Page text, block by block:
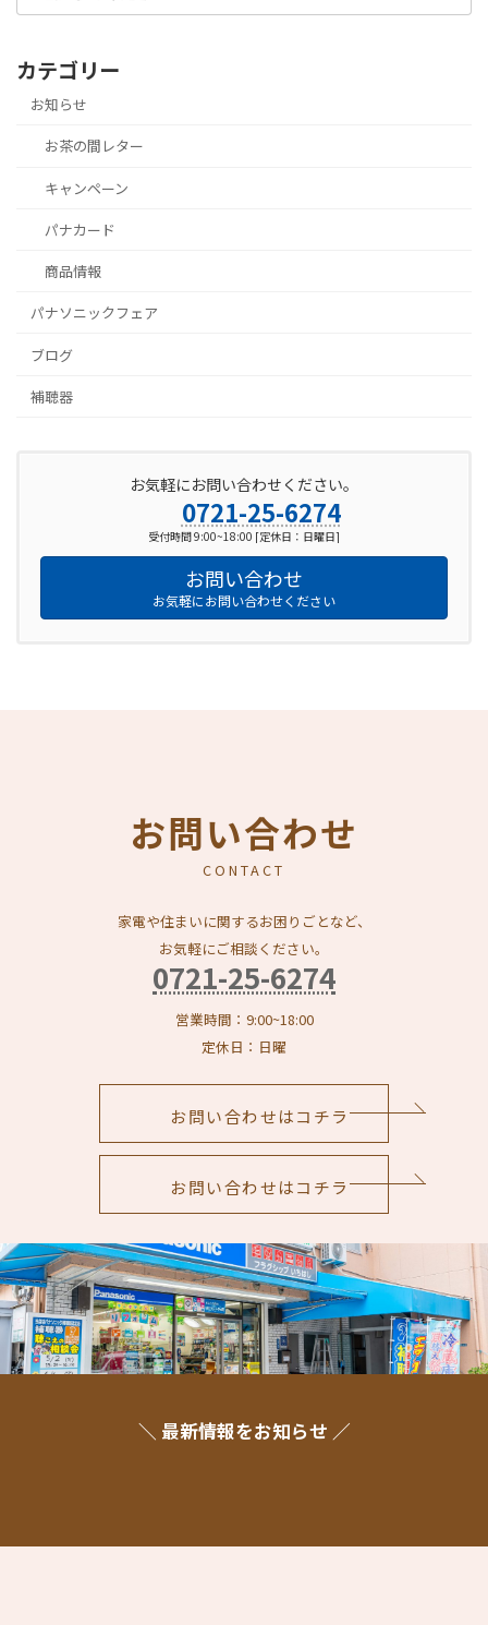
カテゴリー
お知らせ
お茶の間レター
キャンペーン
パナカード
商品情報
パナソニックフェア
ブログ
補聴器
お気軽にお問い合わせください。
0721-25-6274
受付時間 9:00~18:00 [定休日：日曜日]
お問い合わせ
お気軽にお問い合わせください
お問い合わせ
CONTACT
家電や住まいに関するお困りごとなど、
お気軽にご相談ください。
0721-25-6274
営業時間：9:00~18:00
定休日：日曜
お問い合わせはコチラ
お問い合わせはコチラ
＼ 最新情報をお知らせ ／